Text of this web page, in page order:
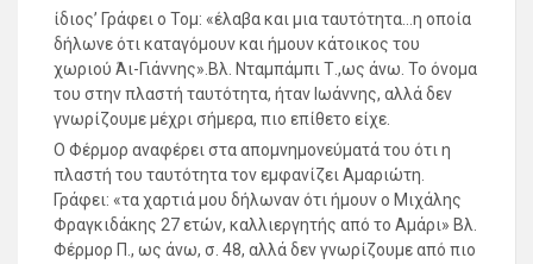
ίδιος’ Γράφει ο Τομ: «έλαβα και μια ταυτότητα…η οποία
δήλωνε ότι καταγόμουν και ήμουν κάτοικος του
χωριού Άι-Γιάννης».Βλ. Νταμπάμπι Τ.,ως άνω. Το όνομα
του στην πλαστή ταυτότητα, ήταν Ιωάννης, αλλά δεν
γνωρίζουμε μέχρι σήμερα, πιο επίθετο είχε.
Ο Φέρμορ αναφέρει στα απομνημονεύματά του ότι η
πλαστή του ταυτότητα τον εμφανίζει Αμαριώτη.
Γράφει: «τα χαρτιά μου δήλωναν ότι ήμουν ο Μιχάλης
Φραγκιδάκης 27 ετών, καλλιεργητής από το Αμάρι» Βλ.
Φέρμορ Π., ως άνω, σ. 48, αλλά δεν γνωρίζουμε από πιο